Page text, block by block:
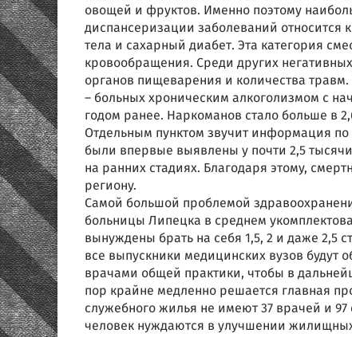
овощей и фруктов. Именно поэтому
диспансеризации заболеваний
тела и сахарный диабет. Эта категория
кровообращения. Среди других
органов пищеварения и количества
– больных хроническим алкоголизмом с
годом ранее. Наркоманов стало больше в
Отдельным пунктом звучит информация по
были впервые выявлены у почти 2,5
на ранних стадиях. Благодаря этому,
региону.
Самой большой проблемой
больницы Липецка в среднем
вынуждены брать на себя 1,5, 2 и даже 2,5
все выпускники медицинских вузов будут
врачами общей практики, чтобы в
пор крайне медленно решается главная
служебного жилья не имеют 37 врачей и
человек нуждаются в улучшении